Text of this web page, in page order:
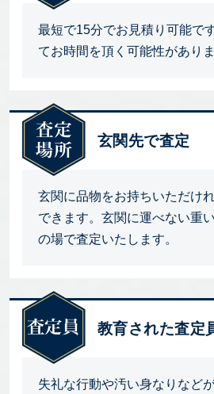
最短で15分でお見積り可能で
てお時間を頂く可能性がありま
玄関先で査定
玄関に品物をお持ちいただけ
できます。玄関に運べない重
の場で査定いたします。
教育された査定
失礼な行動や汚い身なりなど